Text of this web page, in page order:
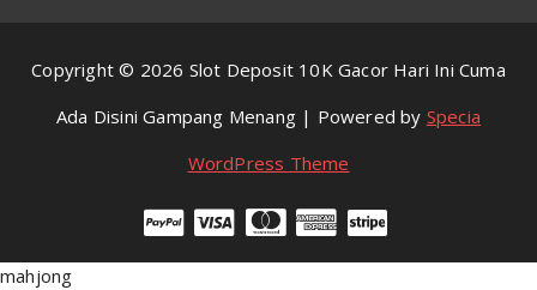
Copyright © 2026 Slot Deposit 10K Gacor Hari Ini Cuma
Ada Disini Gampang Menang | Powered by Specia
WordPress Theme
mahjong